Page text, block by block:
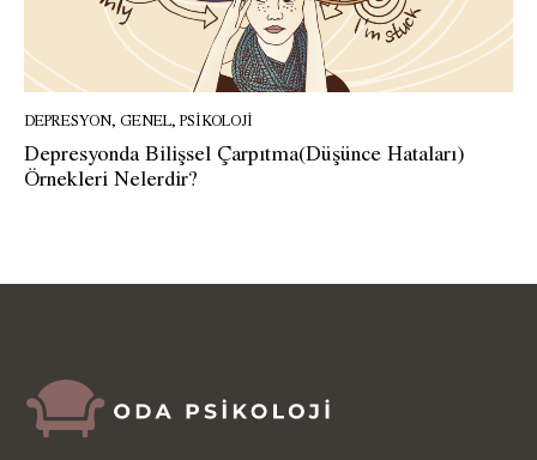
DEPRESYON, GENEL, PSIKOLOJI
Depresyonda Bilişsel Çarpıtma(Düşünce Hataları)
Örnekleri Nelerdir?